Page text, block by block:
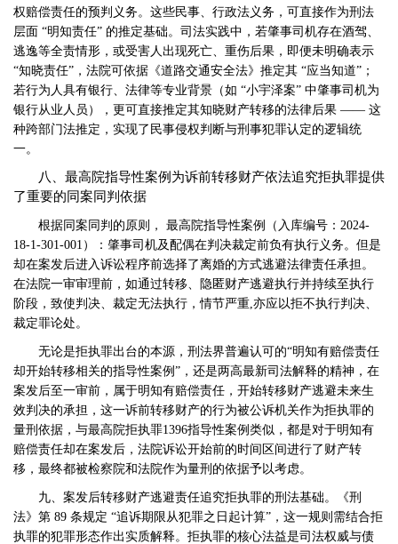
权赔偿责任的预判义务。这些民事、行政法义务，可直接作为刑法
层面 “明知责任” 的推定基础。司法实践中，若肇事司机存在酒驾、
逃逸等全责情形，或受害人出现死亡、重伤后果，即便未明确表示
“知晓责任”，法院可依据《道路交通安全法》推定其 “应当知道”；
若行为人具有银行、法律等专业背景（如 “小宇泽案” 中肇事司机为
银行从业人员），更可直接推定其知晓财产转移的法律后果 —— 这
种跨部门法推定，实现了民事侵权判断与刑事犯罪认定的逻辑统
一。
八、最高院指导性案例为诉前转移财产依法追究拒执罪提供
了重要的同案同判依据
根据同案同判的原则， 最高院指导性案例（入库编号： 2024-
18-1-301-001）：肇事司机及配偶在判决裁定前负有执行义务。但是
却在案发后进入诉讼程序前选择了离婚的方式逃避法律责任承担。
在法院一审审理前，如通过转移、隐匿财产逃避执行并持续至执行
阶段，致使判决、裁定无法执行，情节严重,亦应以拒不执行判决、
裁定罪论处。
无论是拒执罪出台的本源，刑法界普遍认可的“明知有赔偿责任
却开始转移相关的指导性案例”，还是两高最新司法解释的精神，在
案发后至一审前，属于明知有赔偿责任，开始转移财产逃避未来生
效判决的承担，这一诉前转移财产的行为被公诉机关作为拒执罪的
量刑依据，与最高院拒执罪1396指导性案例类似，都是对于明知有
赔偿责任却在案发后，法院诉讼开始前的时间区间进行了财产转
移，最终都被检察院和法院作为量刑的依据予以考虑。
九、案发后转移财产逃避责任追究拒执罪的刑法基础。《刑
法》第 89 条规定 “追诉期限从犯罪之日起计算”，这一规则需结合拒
执罪的犯罪形态作出实质解释。拒执罪的核心法益是司法权威与债